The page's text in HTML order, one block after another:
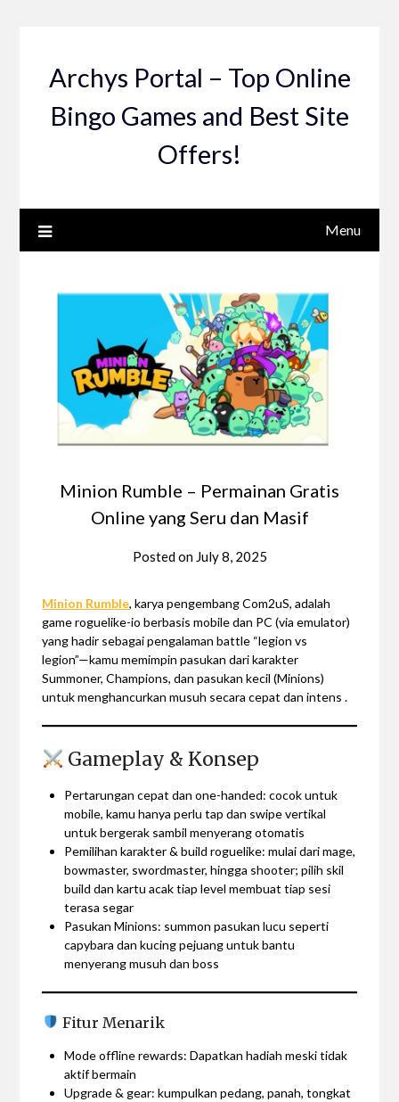
Archys Portal – Top Online
Bingo Games and Best Site
Offers!
Menu
Minion Rumble – Permainan Gratis
Online yang Seru dan Masif
Posted on July 8, 2025
Minion Rumble, karya pengembang Com2uS, adalah
game roguelike-io berbasis mobile dan PC (via emulator)
yang hadir sebagai pengalaman battle “legion vs
legion”—kamu memimpin pasukan dari karakter
Summoner, Champions, dan pasukan kecil (Minions)
untuk menghancurkan musuh secara cepat dan intens .
Gameplay & Konsep
Pertarungan cepat dan one-handed: cocok untuk
mobile, kamu hanya perlu tap dan swipe vertikal
untuk bergerak sambil menyerang otomatis
Pemilihan karakter & build roguelike: mulai dari mage,
bowmaster, swordmaster, hingga shooter; pilih skil
build dan kartu acak tiap level membuat tiap sesi
terasa segar
Pasukan Minions: summon pasukan lucu seperti
capybara dan kucing pejuang untuk bantu
menyerang musuh dan boss
Fitur Menarik
Mode offline rewards: Dapatkan hadiah meski tidak
aktif bermain
Upgrade & gear: kumpulkan pedang, panah, tongkat